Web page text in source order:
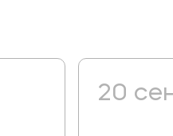
20